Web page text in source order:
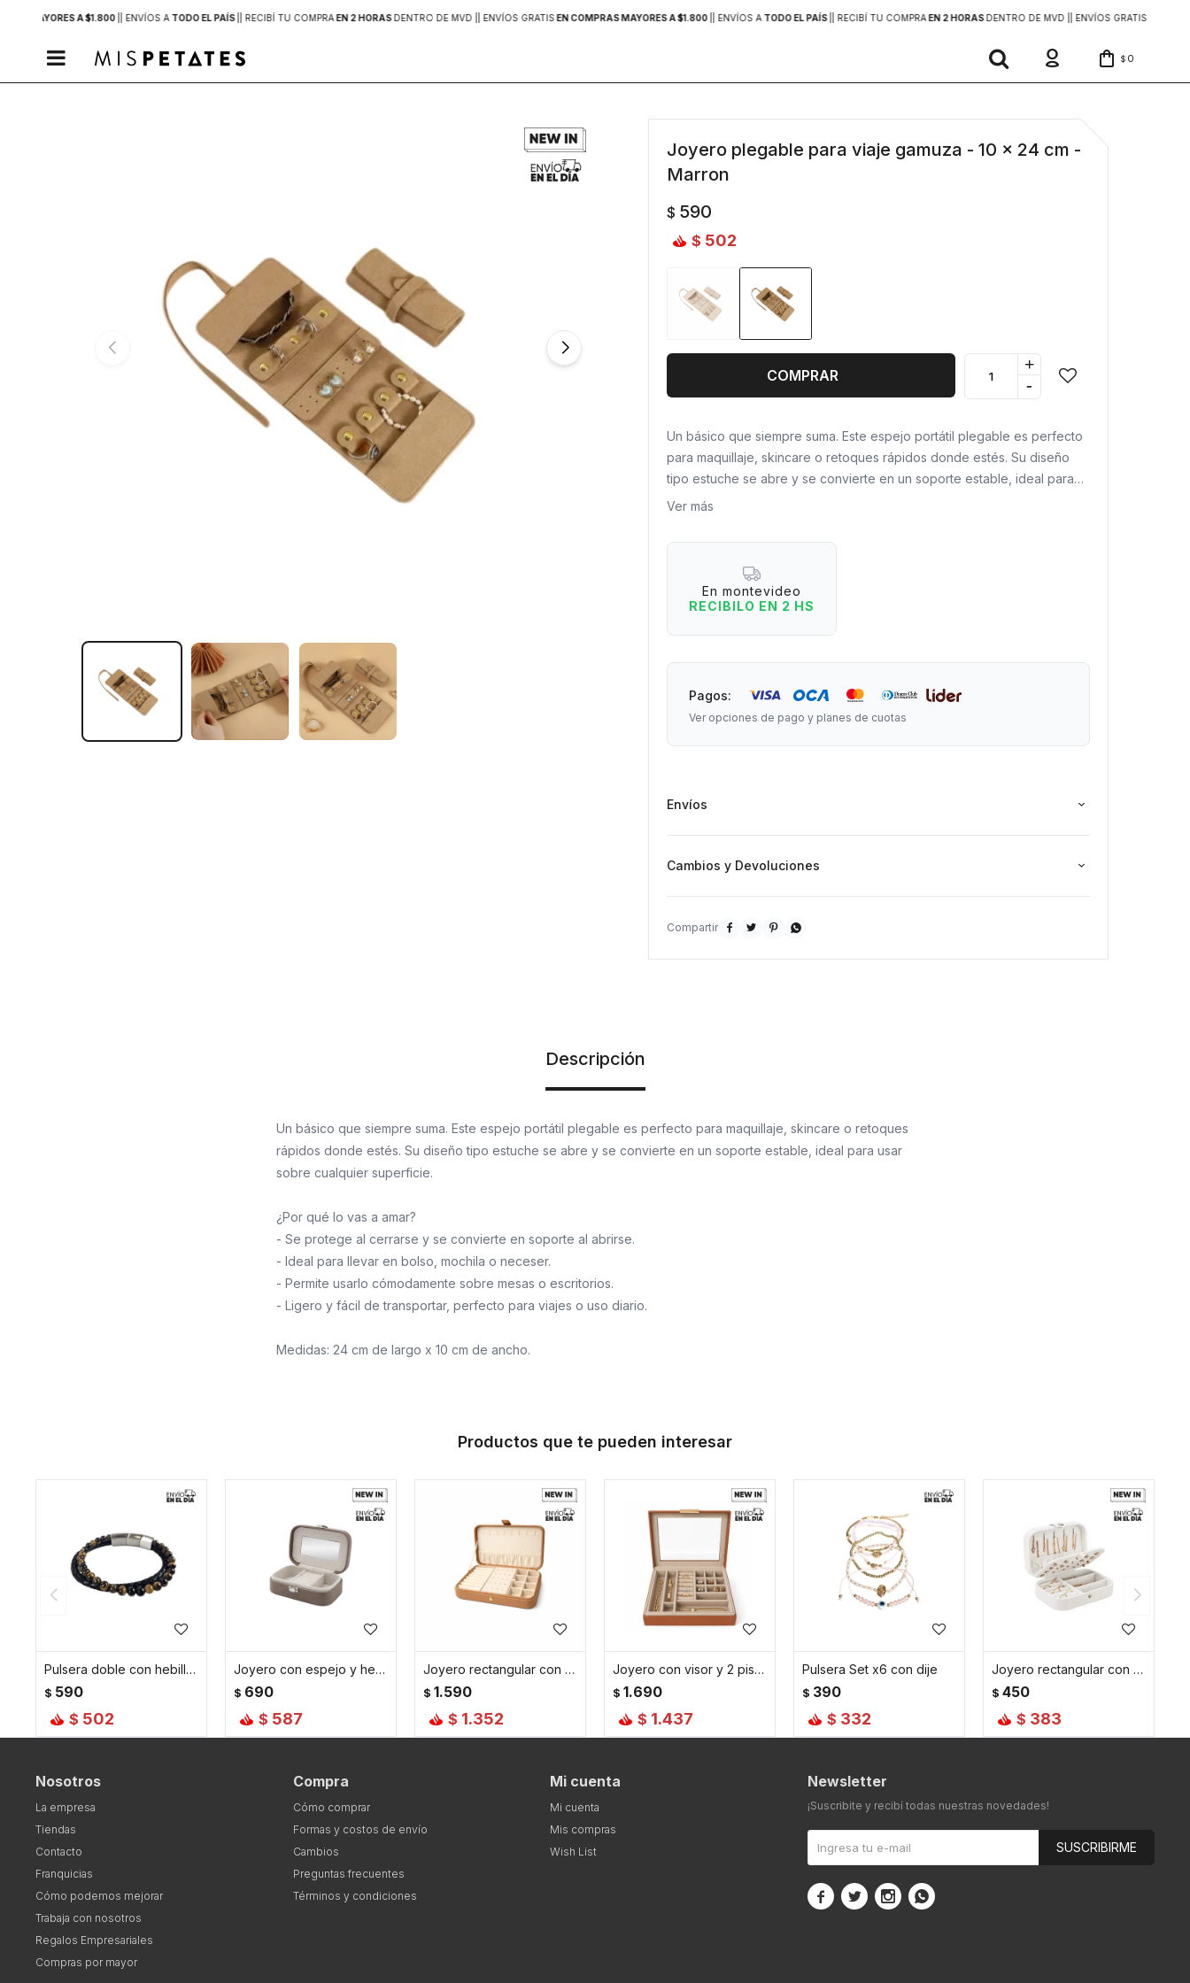
MAYORES A $1.800 | ENVÍOS A TODO EL PAÍS | RECIBÍ TU COMPRAEN 2 HORASDENTRO DE MVD | | ENVÍOS GRATISEN COMPRAS MAYORES A $1.800 | ENVÍOS A TODO EL PAÍS | RECIBÍ TU COMPRAEN 2 HORASDENTRO DE MVD | | ENVÍOS GRATIS
 $ 0
Joyero plegable para viaje gamuza - 10 x 24 cm -
Marron
$ 590
$ 502
COMPRAR
+
-
Un básico que siempre suma. Este espejo portátil plegable es perfecto
para maquillaje, skincare o retoques rápidos donde estés. Su diseño
tipo estuche se abre y se convierte en un soporte estable, ideal para
usar sobre cualquier superficie.
¿Por qué lo vas a amar?
- Se protege al cerrarse y se convierte en soporte al abrirse.
- Ideal para llevar en bolso, mochila o neceser.
- Permite usarlo cómodamente sobre mesas o escritorios.
Medidas: 24 cm de largo x 10 cm de ancho.
Ver más
En montevideo
RECIBILO EN 2 HS
Pagos:
Ver opciones de pago y planes de cuotas
Envíos
Cambios y Devoluciones
   
Descripción
Un básico que siempre suma. Este espejo portátil plegable es perfecto para maquillaje, skincare o retoques
rápidos donde estés. Su diseño tipo estuche se abre y se convierte en un soporte estable, ideal para usar
sobre cualquier superficie.
¿Por qué lo vas a amar?
- Se protege al cerrarse y se convierte en soporte al abrirse.
- Ideal para llevar en bolso, mochila o neceser.
- Permite usarlo cómodamente sobre mesas o escritorios.
- Ligero y fácil de transportar, perfecto para viajes o uso diario.
Medidas: 24 cm de largo x 10 cm de ancho.
Productos que te pueden interesar
Pulsera doble con hebilla - Marrón
$ 590
$ 502
Joyero con espejo y hebilla - Chico 15x10x5cm - Marron
$ 690
$ 587
Joyero rectangular con hebilla - Grande 25x16x6cm - Marron
$ 1.590
$ 1.352
Joyero con visor y 2 pisos - 23x19x9cm - Marron
$ 1.690
$ 1.437
Pulsera Set x6 con dije
$ 390
$ 332
Joyero rectangular con hebilla - Chico 16x11x5cm - Beige
$ 450
$ 383
Nosotros
La empresa
Tiendas
Contacto
Franquicias
Cómo podemos mejorar
Trabaja con nosotros
Regalos Empresariales
Compras por mayor
Compra
Cómo comprar
Formas y costos de envío
Cambios
Preguntas frecuentes
Términos y condiciones
Mi cuenta
Mi cuenta
Mis compras
Wish List
Newsletter
¡Suscribite y recibí todas nuestras novedades!
SUSCRIBIRME
   